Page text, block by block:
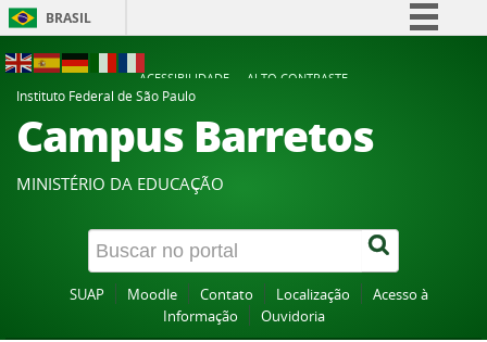
BRASIL
Participe
Acesso à informação
Canais
ACESSIBILIDADE
ALTO CONTRASTE
Instituto Federal de São Paulo
Campus Barretos
MINISTÉRIO DA EDUCAÇÃO
SUAP Moodle Contato Localização
Acesso à
Informação
Ouvidoria